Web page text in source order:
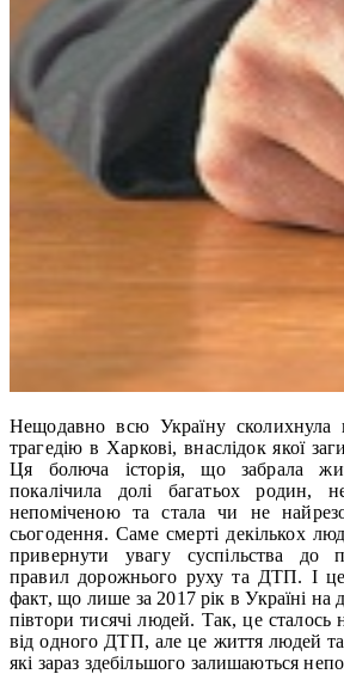
Нещодавно всю Україну
трагедію в Харкові, внаслідок якої
Ця болюча історія, що забрала
покалічила долі багатьох родин,
непоміченою та стала чи не
сьогодення. Саме смерті декількох
привернути увагу суспільства до
правил дорожнього руху та ДТП. І
факт, що лише за 2017 рік в Україні на
півтори тисячі людей. Так, це сталось
від одного ДТП, але це життя людей та
які зараз здебільшого залишаються